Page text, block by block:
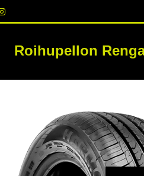
Roihupellon